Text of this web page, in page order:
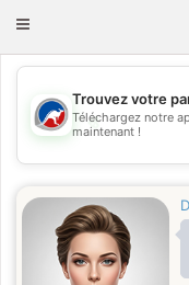
Toggle
💖
Trouvez votre
Téléchargez notre
maintenant !